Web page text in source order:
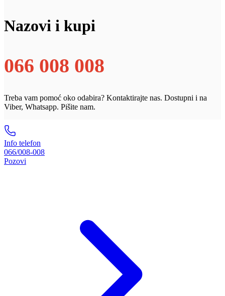
Nazovi i kupi
066 008 008
Treba vam pomoć oko odabira? Kontaktirajte nas. Dostupni i na
Viber, Whatsapp. Pišite nam.
Info telefon
066/008-008
Pozovi